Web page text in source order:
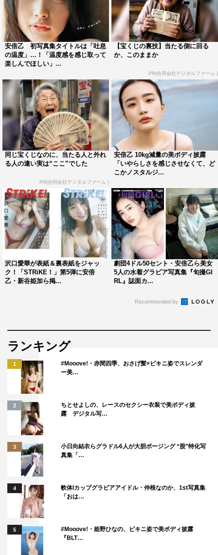
発行：集英社
写真集公式twitter： https://twitter.com/abeoto_1st
この記事の写真
劇団4ドル50セント
安倍乙 初写真集タイトルは「吐息
の温度」…！「温度感を感じ取って
楽しんでほしい」...
【宝くじの裏技】当たる側に回る
か、このままか
PR(合同会社デジタルファーム )
同じ宝くじなのに、当たる人と外れ
る人の違い実は“ここ”でした
PR(合同会社デジタルファーム )
安倍乙 10kg減量の美ボディ披露
「いやらしさを感じさせなくて、ど
こかノスタルジ...
沢口愛華が表紙＆裏表紙をジャッ
ク！「STRiKE！」第5弾に安倍
乙・新谷姫加ら掲...
劇団4ドル50セント・安倍乙ら美女
5人の水着グラビア写真集『旬撮GI
RL』誌面カ...
Recommended by
ランキング
1
#Mooove!・赤間四季、おさげ髪×ビキニ姿でスレンダ
ー美…
2
ちとせよしの、レースのセクシー衣装で美ボディ披
露 デジタル写…
3
小日向結衣らグラドル6人が大胆ポージング “股”特化写
真集「…
4
軟体Iカップグラビアアイドル・仲根なのか、1st写真集
「おは…
5
#Mooove!・姫野ひなの、ビキニ姿で美ボディ披露
『BLT…